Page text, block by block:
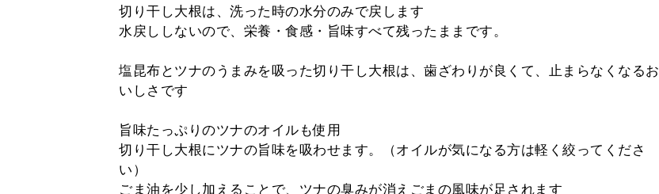
切り干し大根は、洗った時の水分のみで戻します
水戻ししないので、栄養・食感・旨味すべて残ったままです。
塩昆布とツナのうまみを吸った切り干し大根は、歯ざわりが良くて、止まらなくなるお
いしさです
旨味たっぷりのツナのオイルも使用
切り干し大根にツナの旨味を吸わせます。（オイルが気になる方は軽く絞ってくださ
い）
ごま油を少し加えることで、ツナの臭みが消えごまの風味が足されます